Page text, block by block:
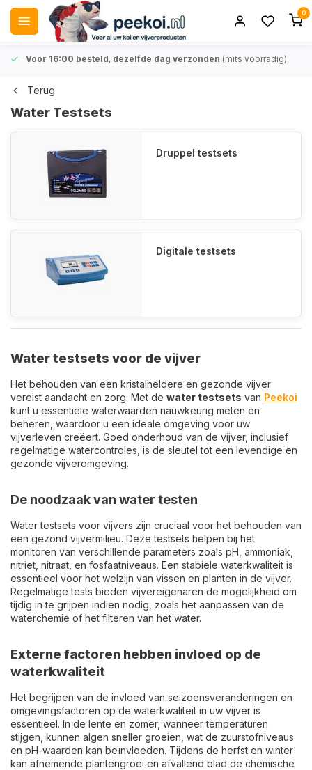
0
Voor 16:00 besteld, dezelfde dag verzonden (mits voorradig)
Terug
Water Testsets
Druppel testsets
Digitale testsets
Water testsets voor de vijver
Het behouden van een kristalheldere en gezonde vijver
vereist aandacht en zorg. Met de water testsets van Peekoi
kunt u essentiële waterwaarden nauwkeurig meten en
beheren, waardoor u een ideale omgeving voor uw
vijverleven creëert. Goed onderhoud van de vijver, inclusief
regelmatige watercontroles, is de sleutel tot een levendige en
gezonde vijveromgeving.
De noodzaak van water testen
Water testsets voor vijvers zijn cruciaal voor het behouden van
een gezond vijvermilieu. Deze testsets helpen bij het
monitoren van verschillende parameters zoals pH, ammoniak,
nitriet, nitraat, en fosfaatniveaus. Een stabiele waterkwaliteit is
essentieel voor het welzijn van vissen en planten in de vijver.
Regelmatige tests bieden vijvereigenaren de mogelijkheid om
tijdig in te grijpen indien nodig, zoals het aanpassen van de
waterchemie of het filteren van het water.
Externe factoren hebben invloed op de
waterkwaliteit
Het begrijpen van de invloed van seizoensveranderingen en
omgevingsfactoren op de waterkwaliteit in uw vijver is
essentieel. In de lente en zomer, wanneer temperaturen
stijgen, kunnen algen sneller groeien, wat de zuurstofniveaus
en pH-waarden kan beïnvloeden. Tijdens de herfst en winter
kan afnemende plantengroei en afvallend blad de chemische